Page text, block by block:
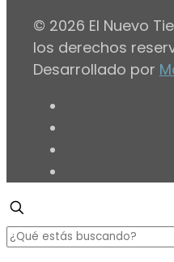
© 2026 El Nuevo
los derechos
Desarrollado por